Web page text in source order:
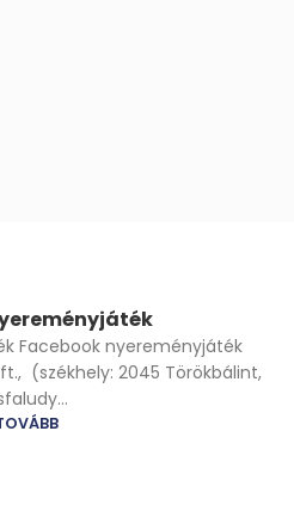
Facebook nyereményjáték
(székhely: 2045 Törökbálint,